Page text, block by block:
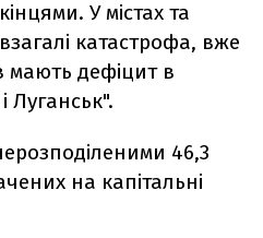
У містах та
катастрофа, вже
мають дефіцит в
Луганськ".
46,3
на капітальні